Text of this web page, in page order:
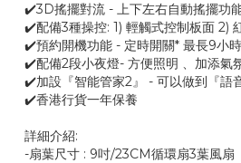
✔️3D搖擺對流 - 上下左右自動搖擺功
✔️配備3種操控: 1) 輕觸式控制板面 2)
✔️預約開機功能 - 定時開關* 最長9小
✔️配備2段小夜燈- 方便照明 、加添氣
✔️加設『智能管家2』 - 可以做到『
✔️香港行貨一年保養
詳細介紹:
-扇葉尺寸 : 9吋/23CM循環扇3葉風扇